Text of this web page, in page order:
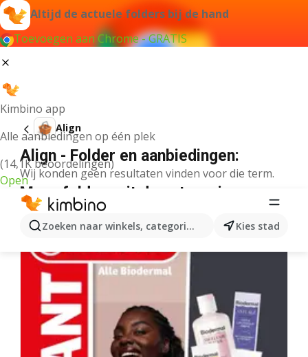
Altijd de actuele folders bij de hand
Toevoegen aan Chrome - GRATIS
Kimbino app
Alle aanbiedingen op één plek
(14,1K beoordelingen)
Open
Zoeken naar winkels, categorieën, producten...
Kies stad
Align
Align - Folder en aanbiedingen:
Wij konden geen resultaten vinden voor die term.
Meer folders uit de categorie